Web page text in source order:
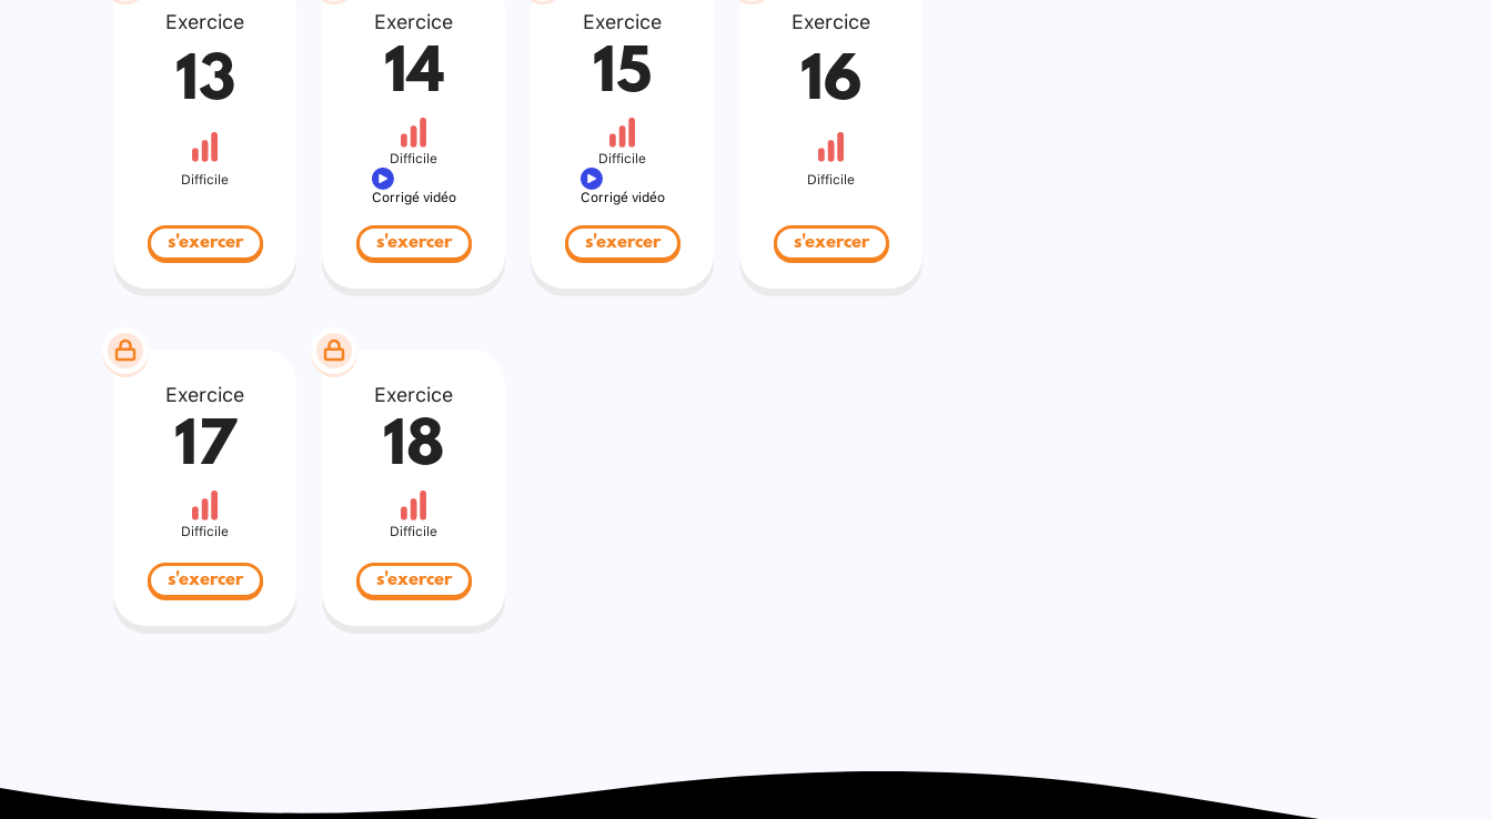
Exercice
13
Difficile
s'exercer
Exercice
14
Difficile
Corrigé vidéo
s'exercer
Exercice
15
Difficile
Corrigé vidéo
s'exercer
Exercice
16
Difficile
s'exercer
Exercice
17
Difficile
s'exercer
Exercice
18
Difficile
s'exercer